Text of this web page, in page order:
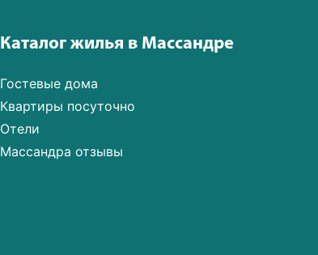
Каталог жилья в Массандре
Гостевые дома
Квартиры посуточно
Отели
Массандра отзывы